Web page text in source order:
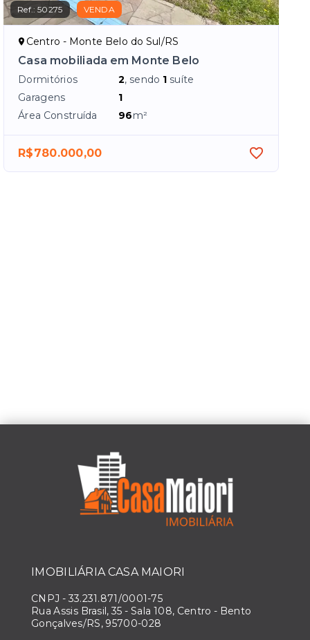
Ref.:50275 VENDA
Centro - Monte Belo do Sul/RS
Casa mobiliada em Monte Belo
Dormitórios 2, sendo 1 suíte
Garagens
1
Área Construída
96m²
R$780.000,00
IMOBILIÁRIA CASA MAIORI
CNPJ - 33.231.871/0001-75
Rua Assis Brasil, 35 - Sala 108, Centro - Bento
Gonçalves/RS, 95700-028